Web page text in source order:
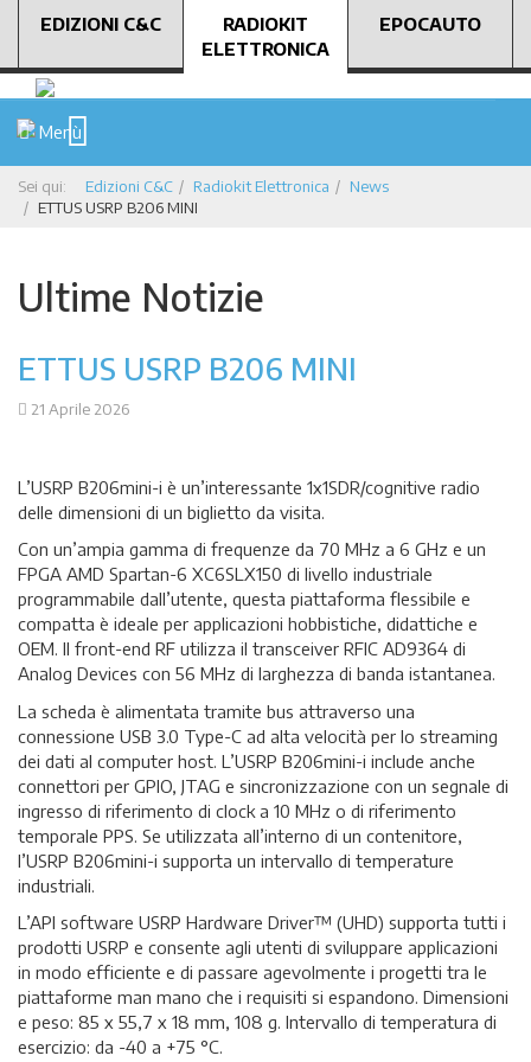
EDIZIONI C&C
RADIOKIT
ELETTRONICA
EPOCAUTO
Menù
Sei qui: Edizioni C&C Radiokit Elettronica
News
ETTUS USRP B206 MINI
Ultime Notizie
ETTUS USRP B206 MINI
21 Aprile 2026
L’USRP B206mini-i è un’interessante 1x1SDR/cognitive radio
delle dimensioni di un biglietto da visita.
Con un’ampia gamma di frequenze da 70 MHz a 6 GHz e un
FPGA AMD Spartan-6 XC6SLX150 di livello industriale
programmabile dall’utente, questa piattaforma flessibile e
compatta è ideale per applicazioni hobbistiche, didattiche e
OEM. Il front-end RF utilizza il transceiver RFIC AD9364 di
Analog Devices con 56 MHz di larghezza di banda istantanea.
La scheda è alimentata tramite bus attraverso una
connessione USB 3.0 Type-C ad alta velocità per lo streaming
dei dati al computer host. L’USRP B206mini-i include anche
connettori per GPIO, JTAG e sincronizzazione con un segnale di
ingresso di riferimento di clock a 10 MHz o di riferimento
temporale PPS. Se utilizzata all’interno di un contenitore,
l’USRP B206mini-i supporta un intervallo di temperature
industriali.
L’API software USRP Hardware Driver™ (UHD) supporta tutti i
prodotti USRP e consente agli utenti di sviluppare applicazioni
in modo efficiente e di passare agevolmente i progetti tra le
piattaforme man mano che i requisiti si espandono. Dimensioni
e peso: 85 x 55,7 x 18 mm, 108 g. Intervallo di temperatura di
esercizio: da -40 a +75 °C.